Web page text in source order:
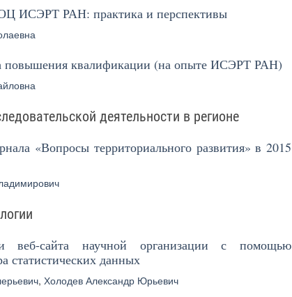
ИСЭРТ РАН: практика и перспективы
повышения квалификации (на опыте ИСЭРТ РАН)
деятельности в регионе
«Вопросы территориального развития» в 2015
веб-сайта научной организации с помощью
статистических данных
, Холодев Александр Юрьевич